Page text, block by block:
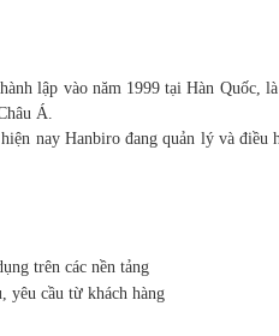
lập vào năm 1999 tại Hàn Quốc,
Á.
nay Hanbiro đang quản lý và điều
trên các nền tảng
yêu cầu từ khách hàng